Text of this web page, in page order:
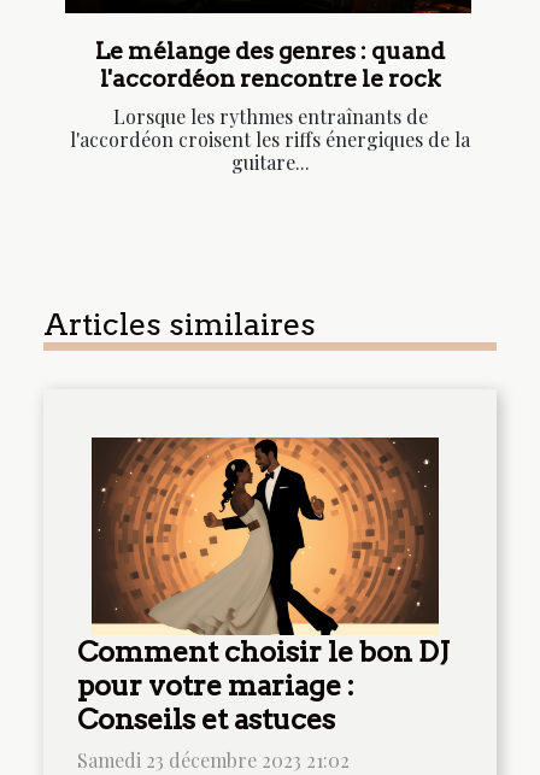
Le mélange des genres : quand
l'accordéon rencontre le rock
Lorsque les rythmes entraînants de
l'accordéon croisent les riffs énergiques de la
guitare...
Articles similaires
Comment choisir le bon DJ
pour votre mariage :
Conseils et astuces
Samedi 23 décembre 2023 21:02